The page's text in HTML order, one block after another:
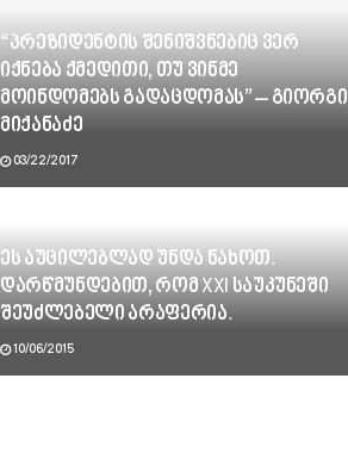
“პრეზიდენტის შენიშვნებიც ვერ
იქნება ქმედითი, თუ ვინმე
მოინდომებს გადაცდომას” – გიორგი
მიქანაძე
03/22/2017
ეს აუცილებლად უნდა ნახოთ.
დარწმუნდებით, რომ XXI საუკუნეში
შეუძლებელი არაფერია.
10/06/2015